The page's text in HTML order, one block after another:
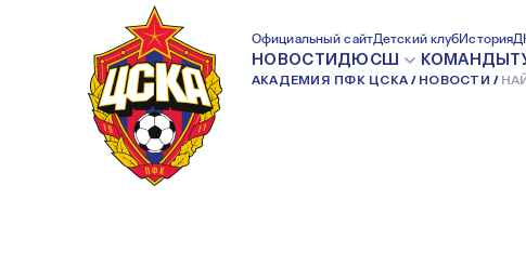
Официальный сайтДетский клубИстория
НОВОСТИДЮСШ КОМАНДЫ
АКАДЕМИЯ ПФК ЦСКА НОВОСТИ
НАЙЧЕНКО
ЗА СБОРНУЮ